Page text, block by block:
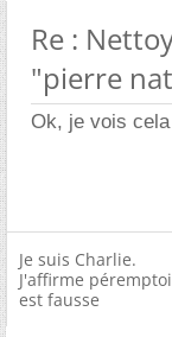
Re :
"pierre
Ok, je vois
Je suis Charlie.
J'affirme
est fausse